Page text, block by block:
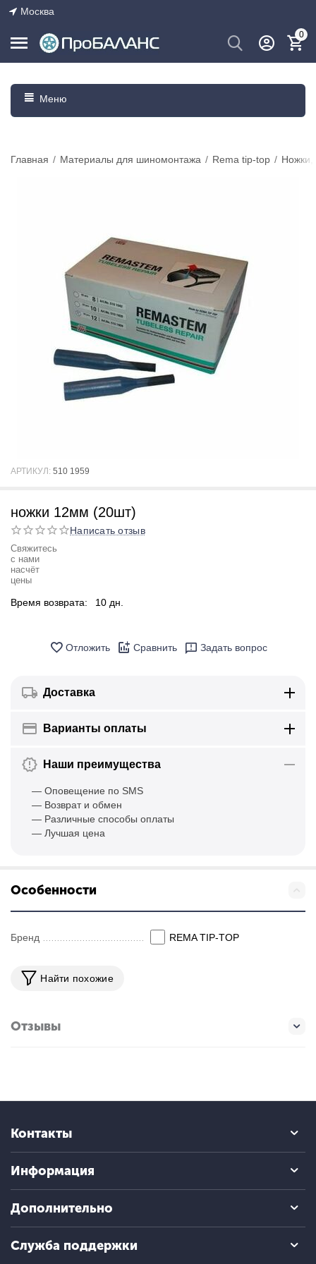
Москва
0
Меню
Главная / Материалы для шиномонтажа / Rema tip-top / Ножки,
АРТИКУЛ: 510 1959
ножки 12мм (20шт)
Написать отзыв
Свяжитесь
с нами
насчёт
цены
Время возврата: 10 дн.
Отложить Сравнить Задать вопрос
Доставка
Варианты оплаты
Наши преимущества
— Оповещение по SMS
— Возврат и обмен
— Различные способы оплаты
— Лучшая цена
Особенности
Бренд REMA TIP-TOP
Найти похожие
Отзывы
Контакты
Информация
Дополнительно
Служба поддержки